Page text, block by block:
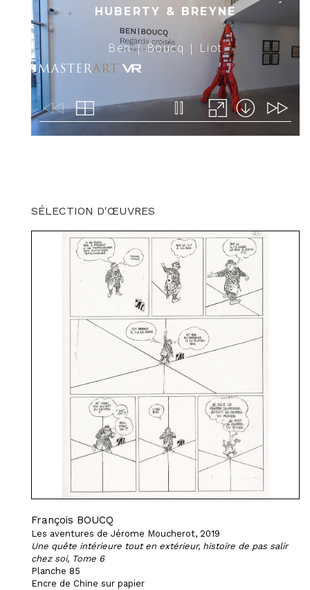
SÉLECTION D'ŒUVRES
François BOUCQ
Les aventures de Jérome Moucherot, 2019
Une quête intérieure tout en extérieur, histoire de pas salir
chez soi, Tome 6
Planche 85
Encre de Chine sur papier